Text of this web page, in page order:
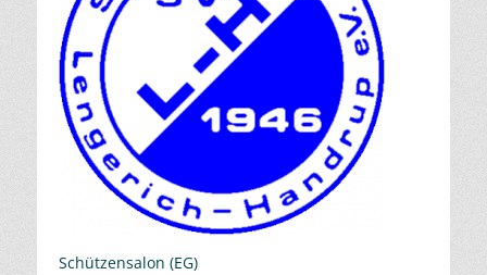
Schützensalon (EG)